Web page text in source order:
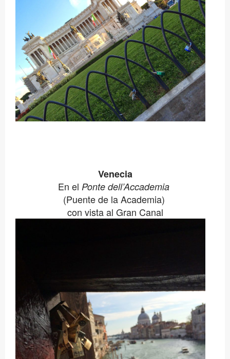
Venecia
En el Ponte dell’Accademia
(Puente de la Academia)
con vista al Gran Canal